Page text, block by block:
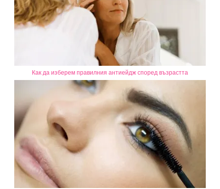
Как да изберем правилния антиейдж според възрастта